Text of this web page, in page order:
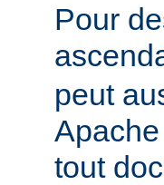
Pour
peut
tout